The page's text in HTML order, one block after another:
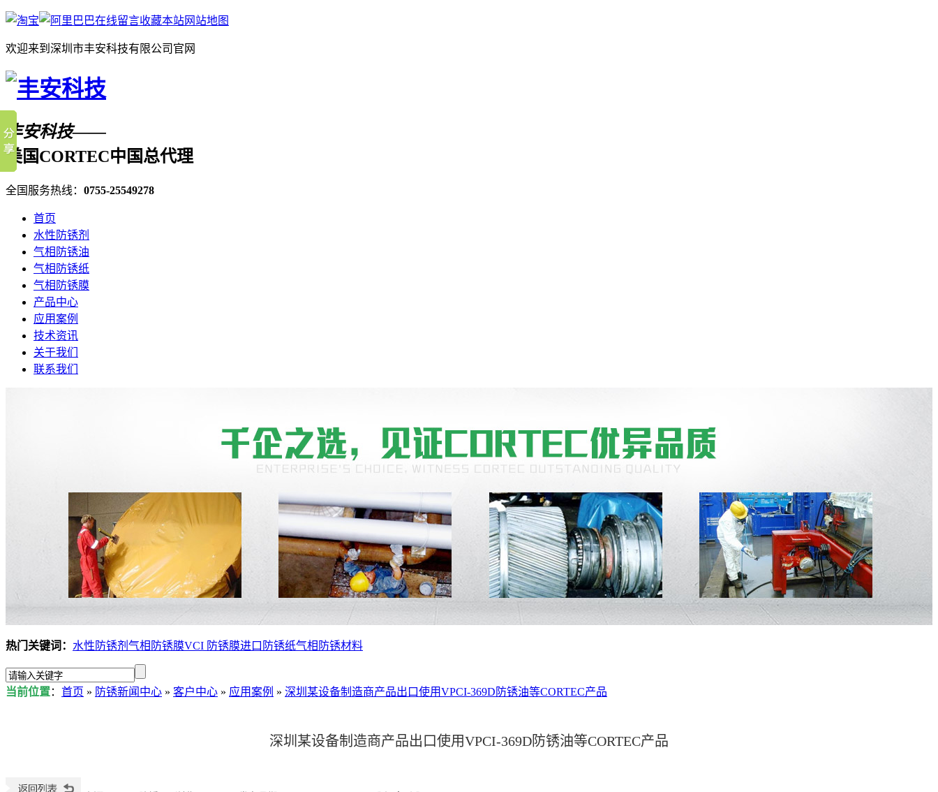
在线留言收藏本站网站地图
欢迎来到深圳市丰安科技有限公司官网
丰安科技——
美国CORTEC中国总代理
全国服务热线： 0755-25549278
首页
水性防锈剂
气相防锈油
气相防锈纸
气相防锈膜
产品中心
应用案例
技术资讯
关于我们
联系我们
热门关键词： 水性防锈剂 气相防锈膜VCI 防锈膜进口防锈纸气相防锈材料
当前位置： 首页 » 防锈新闻中心 » 客户中心 » 应用案例 » 深圳某设备制造商产品出口使用VPCI-369D防锈油等CORTEC产品
深圳某设备制造商产品出口使用VPCI-369D防锈油等CORTEC产品